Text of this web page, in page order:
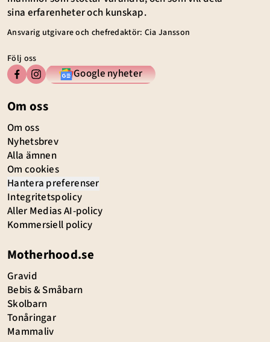
sina erfarenheter och kunskap.
Ansvarig utgivare och chefredaktör: Cia Jansson
Följ oss
Google nyheter
Om oss
Om oss
Nyhetsbrev
Alla ämnen
Om cookies
Hantera preferenser
Integritetspolicy
Aller Medias AI-policy
Kommersiell policy
Motherhood.se
Gravid
Bebis & Småbarn
Skolbarn
Tonåringar
Mammaliv